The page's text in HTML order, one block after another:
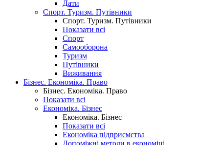
Дати
Спорт. Туризм. Путівники
Спорт. Туризм. Путівники
Показати всі
Спорт
Самооборона
Туризм
Путівники
Виживання
Бізнес. Економіка. Право
Бізнес. Економіка. Право
Показати всі
Економіка. Бізнес
Економіка. Бізнес
Показати всі
Економіка підприємства
Допоміжні методи в економіці